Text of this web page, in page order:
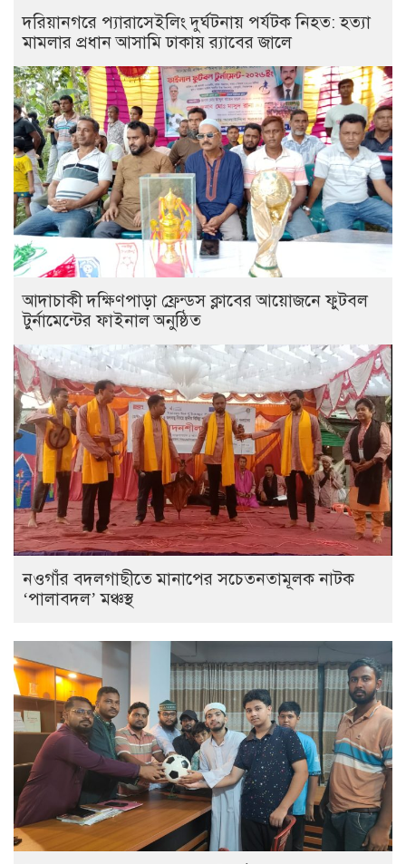
দরিয়ানগরে প্যারাসেইলিং দুর্ঘটনায় পর্যটক নিহত: হত্যা
মামলার প্রধান আসামি ঢাকায় র‌্যাবের জালে
আদাচাকী দক্ষিণপাড়া ফ্রেন্ডস ক্লাবের আয়োজনে ফুটবল
টুর্নামেন্টের ফাইনাল অনুষ্ঠিত
নওগাঁর বদলগাছীতে মানাপের সচেতনতামূলক নাটক
‘পালাবদল’ মঞ্চস্থ